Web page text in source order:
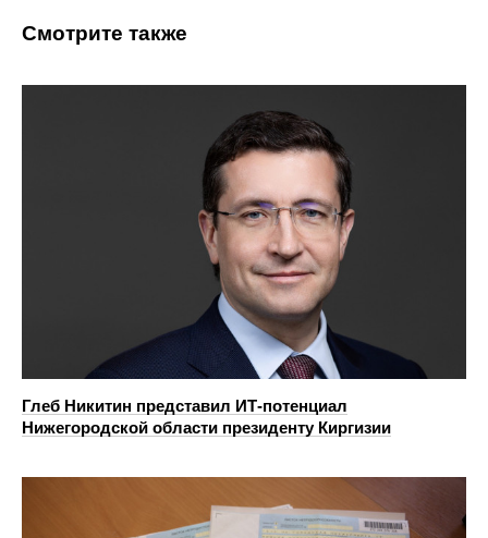
Смотрите также
Глеб Никитин представил ИТ-потенциал
Нижегородской области президенту Киргизии